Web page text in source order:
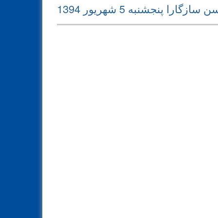
Next
post:
پنجشنبه 5 شهریور 1394